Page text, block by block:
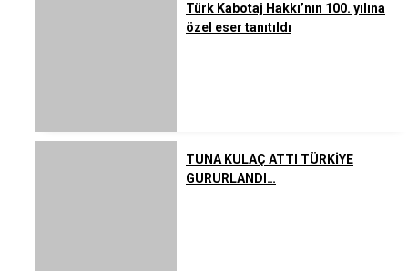
Türk Kabotaj Hakkı’nın 100. yılına
özel eser tanıtıldı
TUNA KULAÇ ATTI TÜRKİYE
GURURLANDI…